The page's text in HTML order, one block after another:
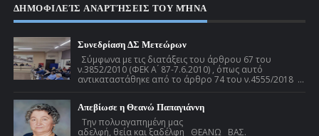
ΔΗΜΟΦΙΛΕΊΣ ΑΝΑΡΤΉΣΕΙΣ ΤΟΥ ΜΉΝΑ
Συνεδρίαση ΔΣ Μετεώρων
Σύμφωνα με τις διατάξεις του άρθρου 67 του
ν.3852/2010 (ΦΕΚ Α ́ 87-7.6.2010) , όπως αυτό
αντικαταστάθηκε από το άρθρο 74 του ν.4555/2018 ...
Απεβίωσε η Θεανώ Παπαγιάννη
Την πολυαγαπημένη μας
αδελφή, θεία και ξαδέλφη ΘΕΑΝΩ ΒΑΣ.